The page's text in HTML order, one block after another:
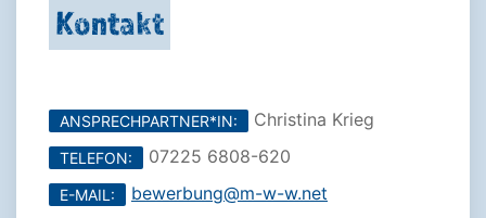
Kontakt
ANSPRECHPARTNER*IN: Christina Krieg
TELEFON: 07225 6808-620
E-MAIL: bewerbung@m-w-w.net